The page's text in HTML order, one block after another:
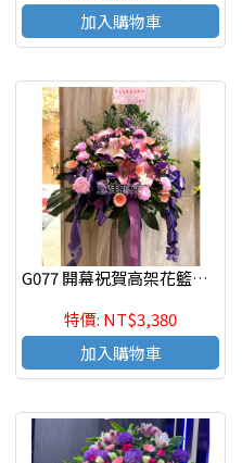
加入購物車
G077 開幕祝賀高架花籃、開幕藝術花籃 慶祝榮陞、開幕喬遷(一個)
特價: NT$3,380
加入購物車